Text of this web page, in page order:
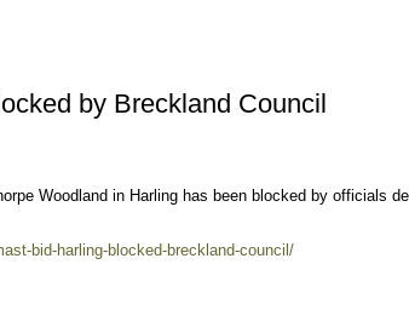
by Breckland Council
Woodland in Harling has been blocked by officials
bid-harling-blocked-breckland-council/